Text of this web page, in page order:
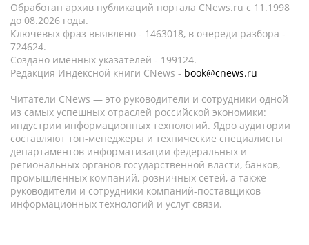
Обработан архив публикаций портала CNews.ru c 11.1998
до 08.2026 годы.
Ключевых фраз выявлено - 1463018, в очереди разбора -
724624.
Создано именных указателей - 199124.
Редакция Индексной книги CNews - book@cnews.ru
Читатели CNews — это руководители и сотрудники одной
из самых успешных отраслей российской экономики:
индустрии информационных технологий. Ядро аудитории
составляют топ-менеджеры и технические специалисты
департаментов информатизации федеральных и
региональных органов государственной власти, банков,
промышленных компаний, розничных сетей, а также
руководители и сотрудники компаний-поставщиков
информационных технологий и услуг связи.